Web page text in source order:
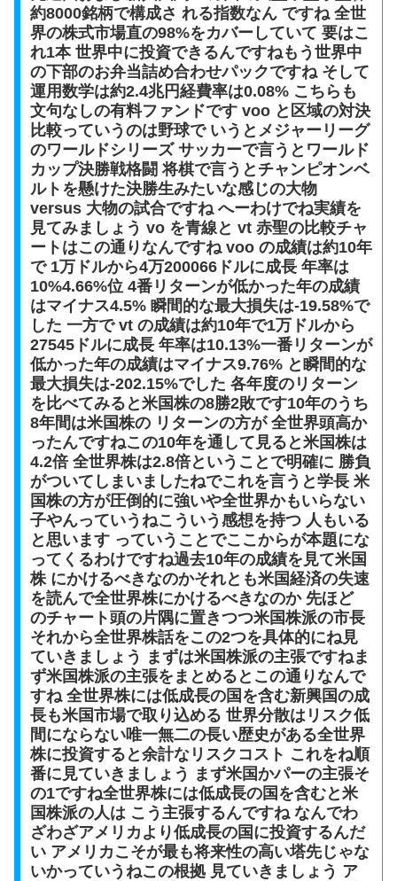
約8000銘柄で構成さ れる指数なん ですね 全世
界の株式市場直の98%をカバーしていて 要はこ
れ1本 世界中に投資できるんですねもう世界中
の下部のお弁当詰め合わせパックですね そして
運用数学は約2.4兆円経費率は0.08% こちらも
文句なしの有料ファンドです voo と区域の対決
比較っていうのは野球で いうとメジャーリーグ
のワールドシリーズ サッカーで言うとワールド
カップ決勝戦格闘 将棋で言うとチャンピオンベ
ルトを懸けた決勝生みたいな感じの大物
versus 大物の試合ですね へーわけでね実績を
見てみましょう vo を青線と vt 赤聖の比較チャ
ートはこの通りなんですね voo の成績は約10年
で 1万ドルから4万200066ドルに成長 年率は
10%4.66%位 4番リターンが低かった年の成績
はマイナス4.5% 瞬間的な最大損失は-19.58%で
した 一方で vt の成績は約10年で1万ドルから
27545ドルに成長 年率は10.13%一番リターンが
低かった年の成績はマイナス9.76% と瞬間的な
最大損失は-202.15%でした 各年度のリターン
を比べてみると米国株の8勝2敗です10年のうち
8年間は米国株の リターンの方が 全世界頭高か
ったんですねこの10年を通して見ると米国株は
4.2倍 全世界株は2.8倍ということで明確に 勝負
がついてしまいましたねでこれを言うと学長 米
国株の方が圧倒的に強いや全世界かもいらない
子やんっていうねこういう感想を持つ 人もいる
と思います っていうことでここからが本題にな
ってくるわけですね過去10年の成績を見て米国
株 にかけるべきなのかそれとも米国経済の失速
を読んで全世界株にかけるべきなのか 先ほど
のチャート頭の片隅に置きつつ米国株派の市長
それから全世界株話をこの2つを具体的にね見
ていきましょう まずは米国株派の主張ですねま
ず米国株派の主張をまとめるとこの通りなんで
すね 全世界株には低成長の国を含む新興国の成
長も米国市場で取り込める 世界分散はリスク低
間にならない唯一無二の長い歴史がある全世界
株に投資すると余計なリスクコスト これをね順
番に見ていきましょう まず米国かパーの主張そ
の1ですね全世界株には低成長の国を含むと米
国株派の人は こう主張するんですね なんでわ
ざわざアメリカより低成長の国に投資するんだ
い アメリカこそが最も将来性の高い塔先じゃな
いかっていうねこの根拠 見ていきましょう ア